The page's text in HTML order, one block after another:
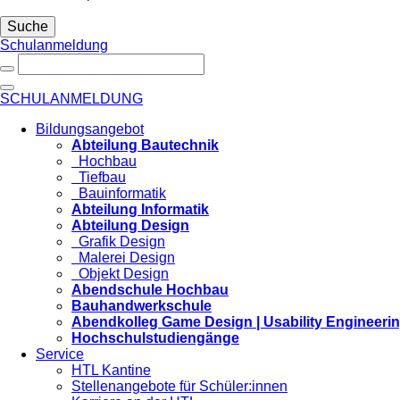
Suche
Schulanmeldung
SCHULANMELDUNG
Bildungsangebot
Abteilung Bautechnik
Hochbau
Tiefbau
Bauinformatik
Abteilung Informatik
Abteilung Design
Grafik Design
Malerei Design
Objekt Design
Abendschule Hochbau
Bauhandwerkschule
Abendkolleg Game Design | Usability
Hochschulstudiengänge
Service
HTL Kantine
Stellenangebote für Schüler:innen